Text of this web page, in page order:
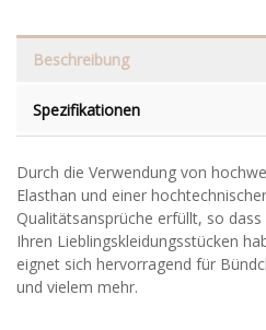
Beschreibung
Spezifikationen
Durch die Verwendung von
Elasthan und einer
Qualitätsansprüche erfüllt, so
Ihren Lieblingskleidungsstücken
eignet sich hervorragend für
und vielem mehr.